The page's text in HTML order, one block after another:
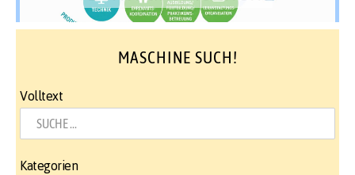
MASCHINE SUCH!
Volltext
Kategorien